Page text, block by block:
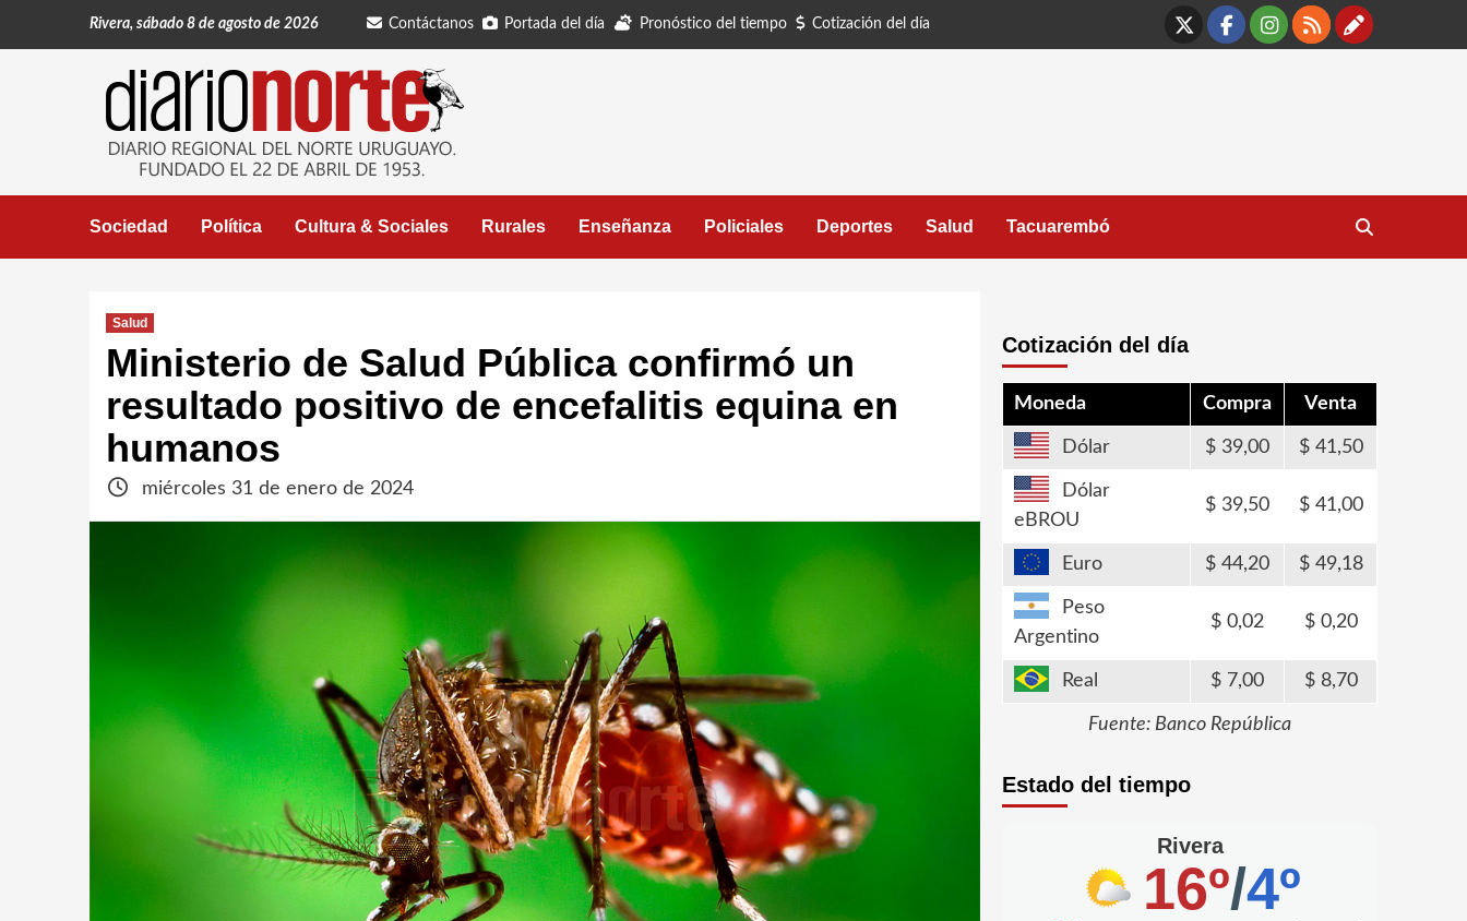
Rivera, sábado 8 de agosto de 2026 Contáctanos Portada del día Pronóstico del tiempo Cotización del día
X Facebook
Instagram
RSS
Sociedad Política Cultura & Sociales Rurales Enseñanza Policiales Deportes Salud Tacuarembó
Salud
Ministerio de Salud Pública confirmó un
resultado positivo de encefalitis equina en
humanos
miércoles 31 de enero de 2024
Cotización del día
Moneda Compra Venta
Dólar 39,00 41,50
Dólar
eBROU
39,50 41,00
Euro 44,20 49,18
Peso
Argentino
0,02 0,20
Real 7,00 8,70
Fuente: Banco República
Estado del tiempo
Rivera
16º/4º